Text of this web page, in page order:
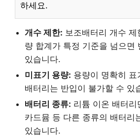
하세요.
개수 제한: 보조배터리 개수
량 합계가 특정 기준을 넘으면
있습니다.
미표기 용량: 용량이 명확히
배터리는 반입이 불가할 수 있
배터리 종류: 리튬 이온 배터리
카드뮴 등 다른 종류의 배터리
있습니다.